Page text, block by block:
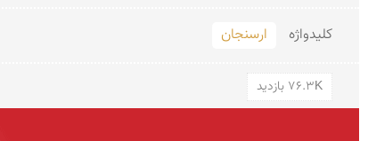
کلید‌واژه ارسنجان
76.3K بازدید